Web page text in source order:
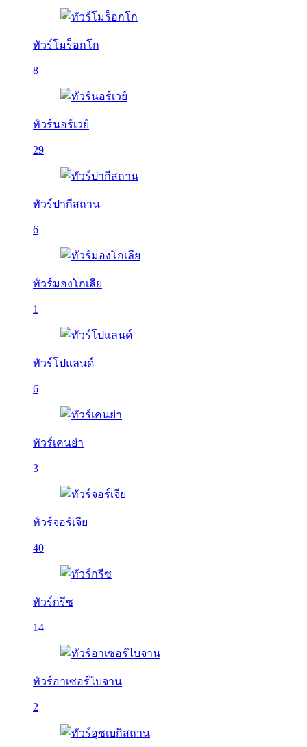
ทัวร์โมร็อกโก
8
ทัวร์นอร์เวย์
29
ทัวร์ปากีสถาน
6
ทัวร์มองโกเลีย
1
ทัวร์โปแลนด์
6
ทัวร์เคนย่า
3
ทัวร์จอร์เจีย
40
ทัวร์กรีซ
14
ทัวร์อาเซอร์ไบจาน
2